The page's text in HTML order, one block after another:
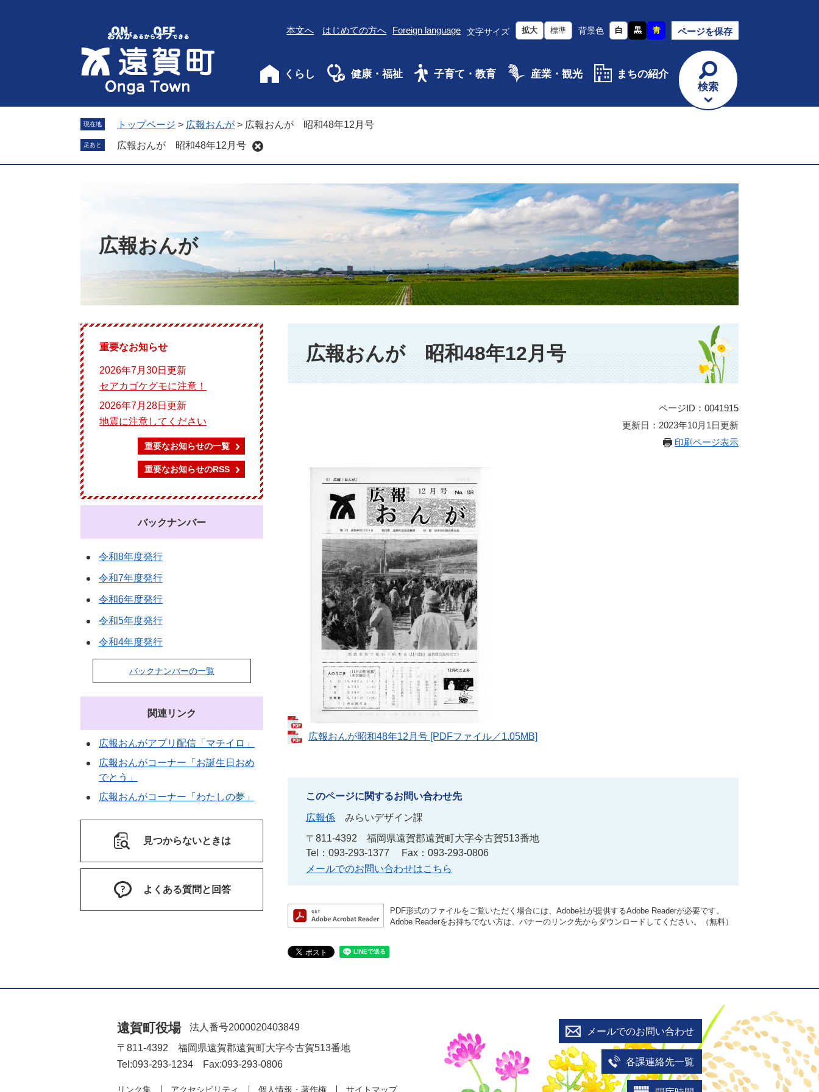
す
し
へ
本文へ はじめての方へ Foreign language 文字サイズ 拡大 標準 背景色 白 黒 青 ページを保存
くらし 健康・福祉 子育て・教育 産業・観光
まちの紹介
検索
現在地 トップページ > 広報おんが > 広報おんが 昭和48年12月号
足あと 広報おんが 昭和48年12月号
広報おんが
広報おんが 昭和48年12月号
ページID：0041915
更新日：2023年10月1日更新
印刷ページ表示
広報おんが昭和48年12月号 [PDFファイル／1.05MB]
このページに関するお問い合わせ先
広報係
みらいデザイン課
〒811-4392
福岡県遠賀郡遠賀町大字今古賀513番地
Tel：093-293-1377
Fax：093-293-0806
メールでのお問い合わせはこちら
PDF形式のファイルをご覧いただく場合には、Adobe社が提供するAdobe Readerが必要です。
Adobe Readerをお持ちでない方は、バナーのリンク先からダウンロードしてください。（無料）
重要なお知らせ
2026年7月30日更新
セアカゴケグモに注意！
2026年7月28日更新
地震に注意してください
重要なお知らせの一覧
重要なお知らせのRSS
バックナンバー
令和8年度発行
令和7年度発行
令和6年度発行
令和5年度発行
令和4年度発行
バックナンバーの一覧
関連リンク
広報おんがアプリ配信「マチイロ」
広報おんがコーナー「お誕生日おめ
でとう」
広報おんがコーナー「わたしの夢」
見つからないときは
よくある質問と回答
遠賀町役場
法人番号2000020403849
〒811-4392 福岡県遠賀郡遠賀町大字今古賀513番地
Tel:093-293-1234 Fax:093-293-0806
リンク集 アクセシビリティ 個人情報・著作権 サイトマップ
メールでのお問い合わせ
各課連絡先一覧